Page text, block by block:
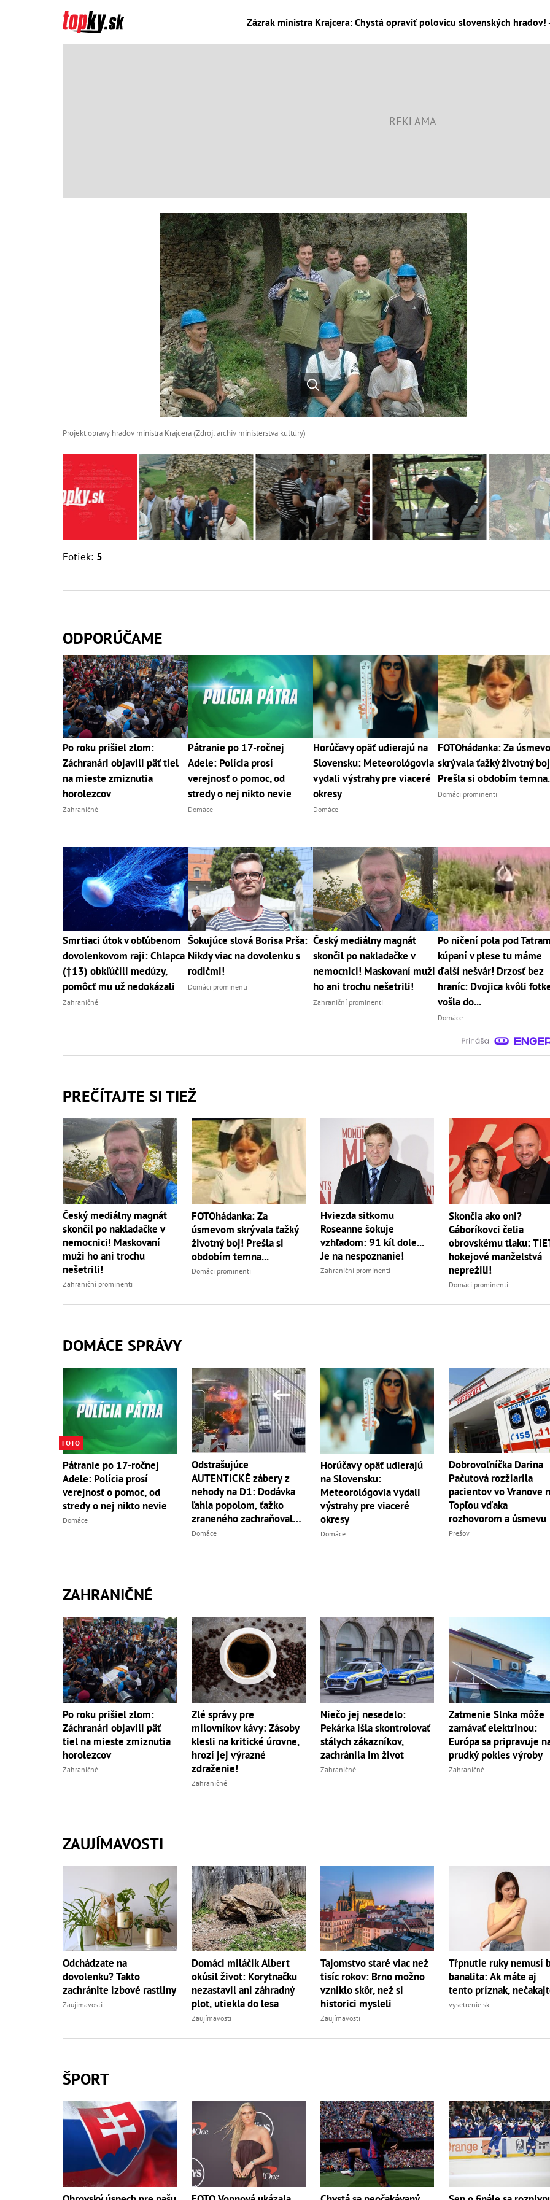
Zázrak ministra Krajcera: Chystá opraviť polovicu slovenských
Projekt opravy hradov ministra Krajcera (Zdroj: archív ministerstva kultúry)
Fotiek: 5
ODPORÚČAME
Po roku prišiel zlom:
Záchranári objavili päť tiel
na mieste zmiznutia
horolezcov
Zahraničné
Pátranie po 17-ročnej
Adele: Polícia prosí
verejnosť o pomoc, od
stredy o nej nikto nevie
Domáce
Horúčavy opäť udierajú na
Slovensku: Meteorológovia
vydali výstrahy pre viaceré
okresy
Domáce
FOTOhádanka: Za
skrývala ťažký životný
Prešla si obdobím
Domáci prominenti
Smrtiaci útok v obľúbenom
dovolenkovom raji: Chlapca
(†13) obkľúčili medúzy,
pomôcť mu už nedokázali
Zahraničné
Šokujúce slová Borisa Prša:
Nikdy viac na dovolenku s
rodičmi!
Domáci prominenti
Český mediálny magnát
skončil po nakladačke v
nemocnici! Maskovaní muži
ho ani trochu nešetrili!
Zahraniční prominenti
Po ničení pola pod
kúpaní v plese tu máme
ďalší nešvár! Drzosť bez
hraníc: Dvojica kvôli
vošla do...
Domáce
PREČÍTAJTE SI TIEŽ
Český mediálny magnát
skončil po nakladačke v
nemocnici! Maskovaní
muži ho ani trochu
nešetrili!
Zahraniční prominenti
FOTOhádanka: Za
úsmevom skrývala ťažký
životný boj! Prešla si
obdobím temna...
Domáci prominenti
Hviezda sitkomu
Roseanne šokuje
vzhľadom: 91 kíl dole...
Je na nespoznanie!
Zahraniční prominenti
Skončia ako oni?
Gáboríkovci čelia
obrovskému tlaku:
hokejové manželstvá
neprežili!
Domáci prominenti
DOMÁCE SPRÁVY
FOTO
Pátranie po 17-ročnej
Adele: Polícia prosí
verejnosť o pomoc, od
stredy o nej nikto nevie
Domáce
Odstrašujúce
AUTENTICKÉ zábery z
nehody na D1: Dodávka
ľahla popolom, ťažko
zraneného zachraňoval
vrtuľník
Domáce
Horúčavy opäť udierajú
na Slovensku:
Meteorológovia vydali
výstrahy pre viaceré
okresy
Domáce
Dobrovoľníčka Darina
Pačutová rozžiarila
pacientov vo Vranove
Topľou vďaka
rozhovorom a úsmevu
Prešov
ZAHRANIČNÉ
Po roku prišiel zlom:
Záchranári objavili päť
tiel na mieste zmiznutia
horolezcov
Zahraničné
Zlé správy pre
milovníkov kávy: Zásoby
klesli na kritické úrovne,
hrozí jej výrazné
zdraženie!
Zahraničné
Niečo jej nesedelo:
Pekárka išla skontrolovať
stálych zákazníkov,
zachránila im život
Zahraničné
Zatmenie Slnka môže
zamávať elektrinou:
Európa sa pripravuje
prudký pokles výroby
Zahraničné
ZAUJÍMAVOSTI
Odchádzate na
dovolenku? Takto
zachránite izbové rastliny
Zaujímavosti
Domáci miláčik Albert
okúsil život: Korytnačku
nezastavil ani záhradný
plot, utiekla do lesa
Zaujímavosti
Tajomstvo staré viac než
tisíc rokov: Brno možno
vzniklo skôr, než si
historici mysleli
Zaujímavosti
Tŕpnutie ruky nemusí
banalita: Ak máte aj
tento príznak,
vysetrenie.sk
ŠPORT